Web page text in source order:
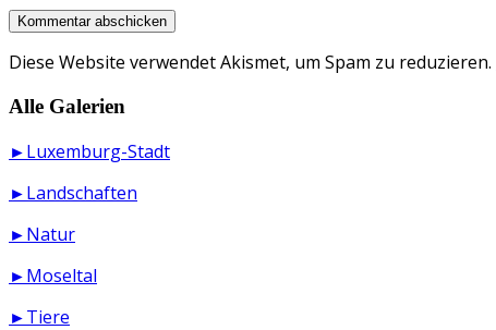
Diese Website verwendet Akismet, um Spam zu reduzieren.
Alle Galerien
►Luxemburg-Stadt
►Landschaften
►Natur
►Moseltal
►Tiere